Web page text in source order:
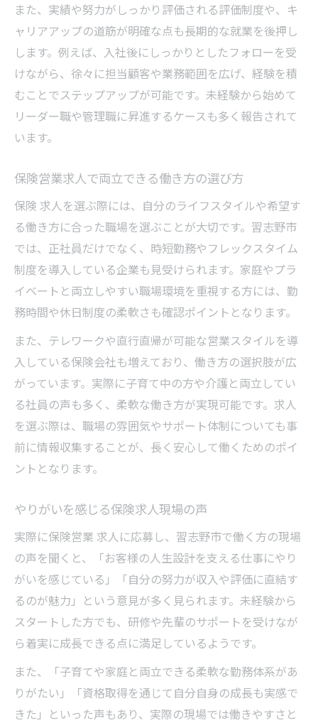
また、実績や努力がしっかり評価される評価制度や、キ
ャリアアップの道筋が明確な点も長期的な就業を後押し
します。例えば、入社後にしっかりとしたフォローを受
けながら、徐々に担当顧客や業務範囲を広げ、経験を積
むことでステップアップが可能です。未経験から始めて
リーダー職や管理職に昇進するケースも多く報告されて
います。
保険営業求人で両立できる働き方の選び方
保険 求人を選ぶ際には、自分のライフスタイルや希望す
る働き方に合った職場を選ぶことが大切です。習志野市
では、正社員だけでなく、時短勤務やフレックスタイム
制度を導入している企業も見受けられます。家庭やプラ
イベートと両立しやすい職場環境を重視する方には、勤
務時間や休日制度の柔軟さも確認ポイントとなります。
また、テレワークや直行直帰が可能な営業スタイルを導
入している保険会社も増えており、働き方の選択肢が広
がっています。実際に子育て中の方や介護と両立してい
る社員の声も多く、柔軟な働き方が実現可能です。求人
を選ぶ際は、職場の雰囲気やサポート体制についても事
前に情報収集することが、長く安心して働くためのポイ
ントとなります。
やりがいを感じる保険求人現場の声
実際に保険営業 求人に応募し、習志野市で働く方の現場
の声を聞くと、「お客様の人生設計を支える仕事にやり
がいを感じている」「自分の努力が収入や評価に直結す
るのが魅力」という意見が多く見られます。未経験から
スタートした方でも、研修や先輩のサポートを受けなが
ら着実に成長できる点に満足しているようです。
また、「子育てや家庭と両立できる柔軟な勤務体系があ
りがたい」「資格取得を通じて自分自身の成長も実感で
きた」といった声もあり、実際の現場では働きやすさと